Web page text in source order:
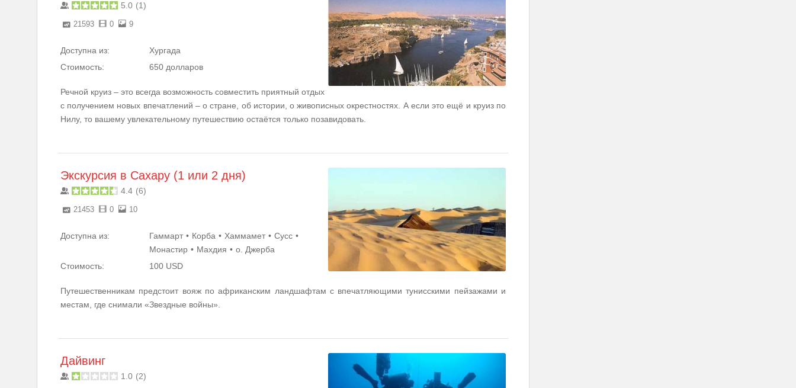
5.0 (1)
21593 0 9
Доступна из:
Хургада
Стоимость:
650 долларов
Речной круиз – это всегда возможность совместить приятный отдых
с получением новых впечатлений – о стране, об истории, о живописных окрестностях. А если это ещё и круиз по
Нилу, то вашему увлекательному путешествию остаётся только позавидовать.
Экскурсия в Сахару (1 или 2 дня)
4.4 (6)
21453 0 10
Доступна из: Гаммарт Корба Хаммамет
Сусс
Монастир
Махдия
о. Джерба
Стоимость:
100 USD
Путешественникам предстоит вояж по африканским ландшафтам с впечатляющими тунисскими пейзажами и
местам, где снимали «Звездные войны».
Дайвинг
1.0 (2)